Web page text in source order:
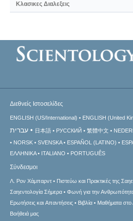
Κλασικες Διαλεξεις
Διεθνείς Ιστοσελίδες
ENGLISH (US/International) ENGLISH (United
עברית 日本語 РУССКИЙ 繁體中文
NORSK
SVENSKA ESPAÑOL (LATINO)
ΕΛΛΗΝΙΚA
ITALIANO PORTUGUÊS
Σύνδεσμοι
Λ. Ρον Χάμπαρντ Πιστεύω και Πρακτικές της
Σαηεντολογία Σήμερα
Φωνή για την
Ερωτήσεις και Απαντήσεις
Βιβλία Μαθήματα στο
Βοήθειά μας